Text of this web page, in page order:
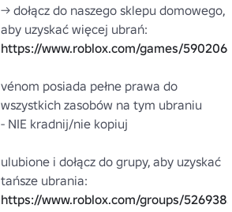
→ dołącz do naszego sklepu domowego,
https://www.roblox.com/games/
vénom posiada pełne prawa do
wszystkich zasobów na tym ubraniu
- NIE kradnij/nie kopiuj
ulubione i dołącz do grupy, aby uzyskać
https://www.roblox.com/groups/